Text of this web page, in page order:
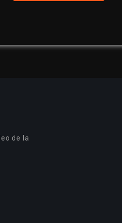
de la